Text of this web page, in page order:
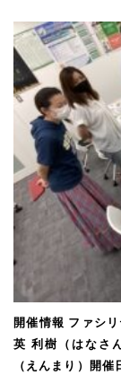
開催情報 ファシ
英 利樹（はなさ
（えんまり）開